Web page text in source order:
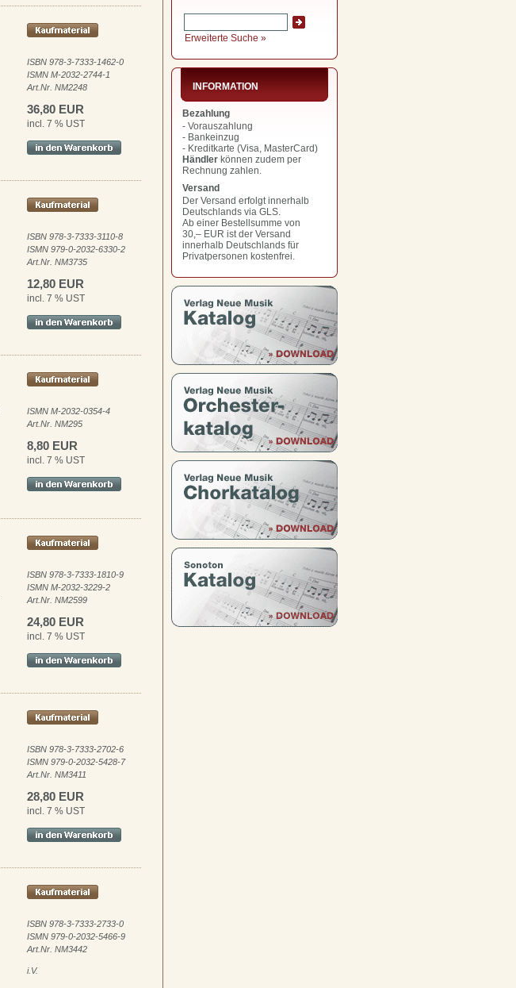
Erweiterte Suche »
INFORMATION
Bezahlung
- Vorauszahlung
- Bankeinzug
- Kreditkarte (Visa, MasterCard)
Händler können zudem per
Rechnung zahlen.
Versand
Der Versand erfolgt innerhalb
Deutschlands via GLS.
Ab einer Bestellsumme von
30,– EUR ist der Versand
innerhalb Deutschlands für
Privatpersonen kostenfrei.
ISBN 978-3-7333-1462-0
ISMN M-2032-2744-1
Art.Nr. NM2248
36,80 EUR
incl. 7 % UST
ISBN 978-3-7333-3110-8
ISMN 979-0-2032-6330-2
Art.Nr. NM3735
12,80 EUR
incl. 7 % UST
ISMN M-2032-0354-4
Art.Nr. NM295
8,80 EUR
incl. 7 % UST
ISBN 978-3-7333-1810-9
ISMN M-2032-3229-2
Art.Nr. NM2599
24,80 EUR
incl. 7 % UST
ISBN 978-3-7333-2702-6
ISMN 979-0-2032-5428-7
Art.Nr. NM3411
28,80 EUR
incl. 7 % UST
ISBN 978-3-7333-2733-0
ISMN 979-0-2032-5466-9
Art.Nr. NM3442
i.V.